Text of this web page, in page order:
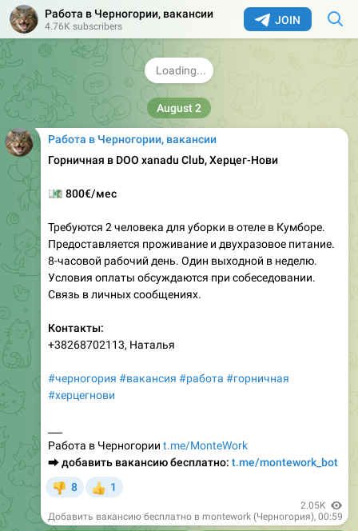
JOIN
Работа в Черногории, вакансии
4.76K subscribers
Работа в Черногории, вакансии
Горничная в DOO хаnadu Club, Херцег-Нови
800€/мес
Требуются 2 человека для уборки в отеле в Кумборе.
Предоставляется проживание и двухразовое питание.
8-часовой рабочий день. Один выходной в неделю.
Условия оплаты обсуждаются при собеседовании.
Связь в личных сообщениях.
Контакты:
+38268702113, Наталья
#черногория #вакансия #работа #горничная
#херцегнови
Работа в Черногории t.me/MonteWork
⮕добавить вакансию бесплатно: t.me/montework_bot
8 1
2.05K
Добавить вакансию бесплатно в montework (Черногория), 00:59
August 2